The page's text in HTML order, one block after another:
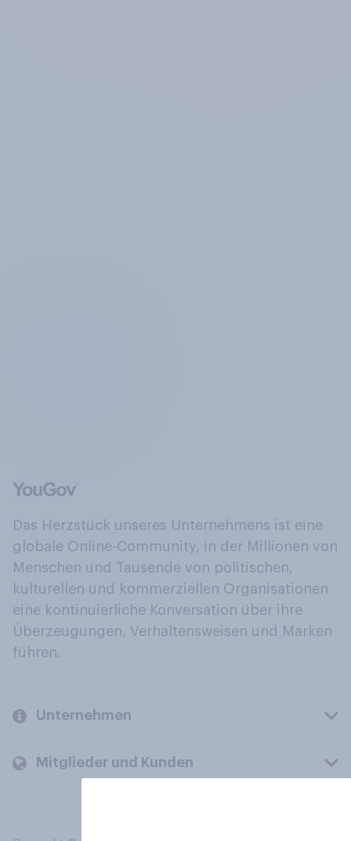
Das Herzstück unseres Unternehmens ist eine
globale Online-Community, in der Millionen von
Menschen und Tausende von politischen,
kulturellen und kommerziellen Organisationen
eine kontinuierliche Konversation über ihre
Überzeugungen, Verhaltensweisen und Marken
führen.
Unternehmen
Mitglieder und Kunden